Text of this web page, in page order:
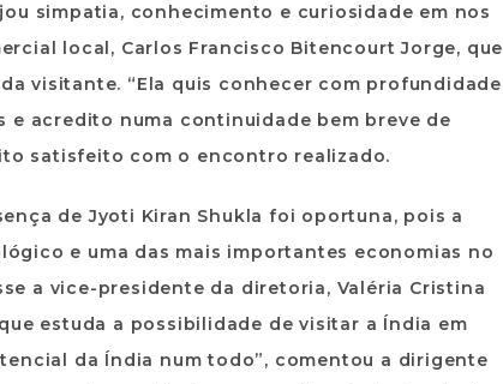
simpatia, conhecimento e curiosidade em nos
local, Carlos Francisco Bitencourt Jorge, que
visitante. “Ela quis conhecer com profundidade
acredito numa continuidade bem breve de
satisfeito com o encontro realizado.
de Jyoti Kiran Shukla foi oportuna, pois a
e uma das mais importantes economias no
a vice-presidente da diretoria, Valéria Cristina
estuda a possibilidade de visitar a Índia em
da Índia num todo”, comentou a dirigente